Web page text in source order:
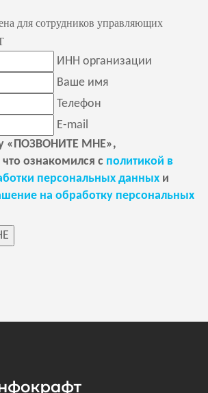
для сотрудников управляющих
ИНН организации
Ваше имя
Телефон
E-mail
«ПОЗВОНИТЕ МНЕ»,
ознакомился с политикой в
персональных данных и
на обработку персональных